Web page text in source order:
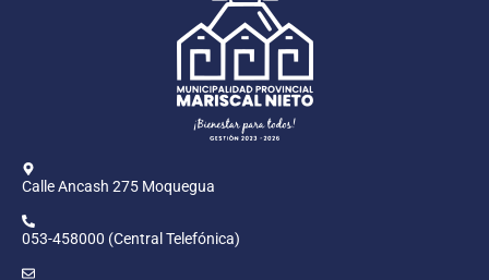
Calle Ancash 275 Moquegua
053-458000 (Central Telefónica)